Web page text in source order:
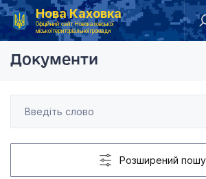
Нова Каховка
Офіційний сайт Новокаховської
міської територіальної громади
Головна Рішення виконавчого комітету Новокаховської міської ради 2015 року
Документи
Розширений